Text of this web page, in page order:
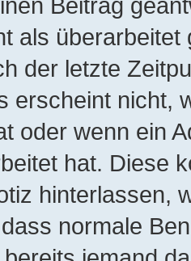
als
der letzte
erscheint nicht,
oder wenn ein
hat. Diese
hinterlassen,
normale